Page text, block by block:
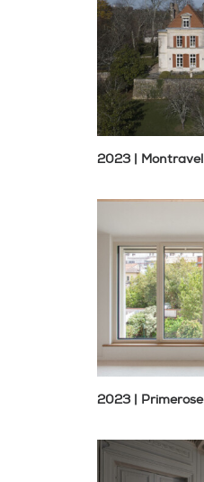
2023 | Montravel
2023 | Primerose